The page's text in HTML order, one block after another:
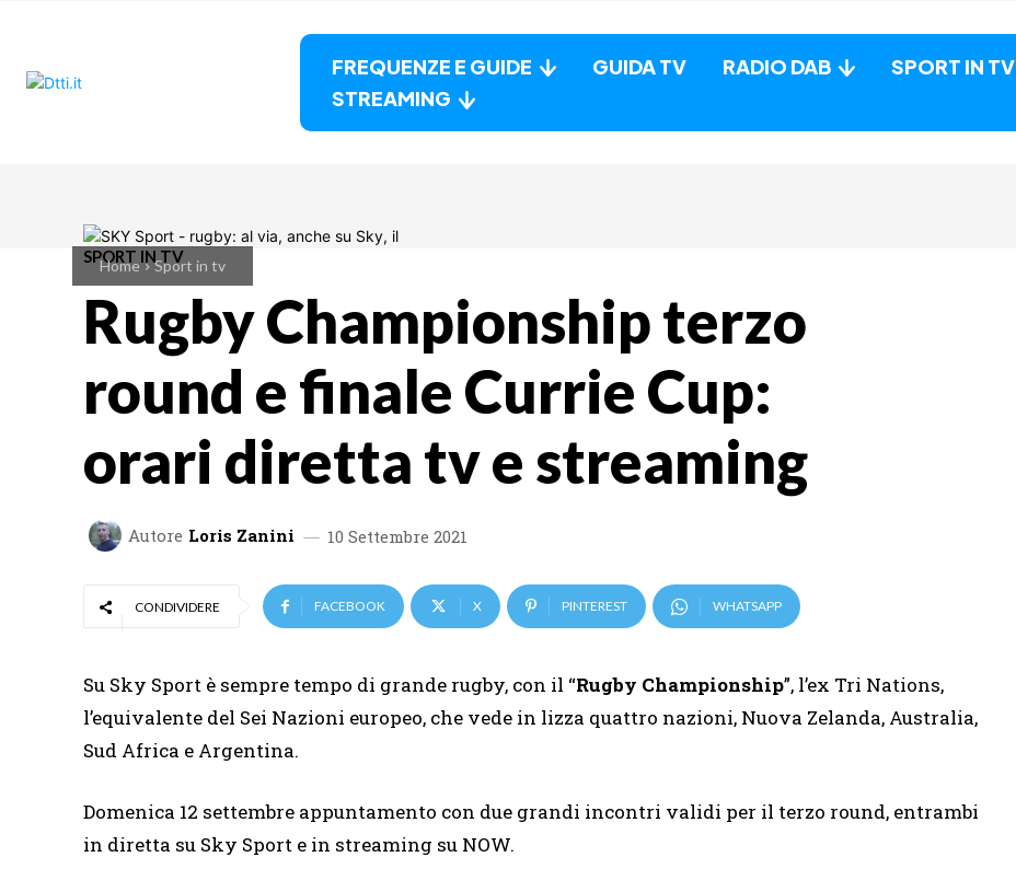
FREQUENZE E GUIDE GUIDA TV RADIO DAB SPORT IN TV
STREAMING
Home Sport in tv
SPORT IN TV
Rugby Championship terzo
round e finale Currie Cup:
orari diretta tv e streaming
Autore Loris Zanini 10 Settembre 2021
CONDIVIDERE FACEBOOK X PINTEREST WHATSAPP
Su Sky Sport è sempre tempo di grande rugby, con il “Rugby Championship”, l’ex Tri Nations,
l’equivalente del Sei Nazioni europeo, che vede in lizza quattro nazioni, Nuova Zelanda, Australia,
Sud Africa e Argentina.
Domenica 12 settembre appuntamento con due grandi incontri validi per il terzo round, entrambi
in diretta su Sky Sport e in streaming su NOW.